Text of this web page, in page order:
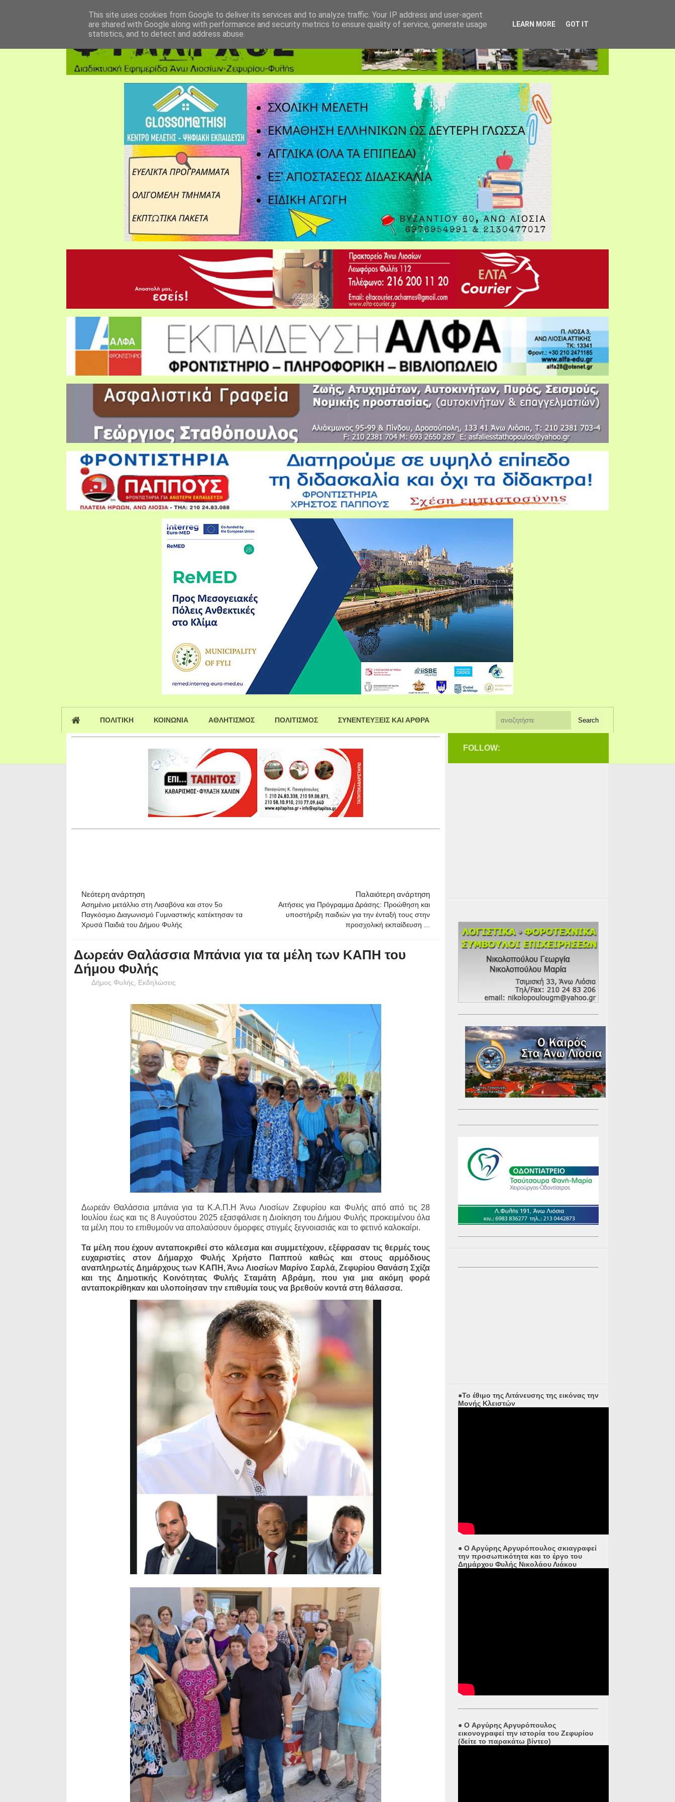
ΠΟΛΙΤΙΚΗ ΚΟΙΝΩΝΙΑ ΑΘΛΗΤΙΣΜΟΣ ΠΟΛΙΤΙΣΜΟΣ ΣΥΝΕΝΤΕΥΞΕΙΣ ΚΑΙ ΑΡΘΡΑ
Νεότερη ανάρτηση
Ασημένιο μετάλλιο στη Λισαβόνα και στον 5ο
Παγκόσμιο Διαγωνισμό Γυμναστικής κατέκτησαν τα
Χρυσά Παιδιά του Δήμου Φυλής
Παλαιότερη ανάρτηση
Αιτήσεις για Πρόγραμμα Δράσης: Προώθηση και
υποστήριξη παιδιών για την ένταξή τους στην
προσχολική εκπαίδευση ...
Δωρεάν Θαλάσσια Μπάνια για τα μέλη των ΚΑΠΗ του
Δήμου Φυλής
Δήμος Φυλής Εκδηλώσεις
Δωρεάν Θαλάσσια μπάνια για τα Κ.Α.Π.Η Άνω Λιοσίων Ζεφυρίου και Φυλής από από τις 28
Ιουλίου έως και τις 8 Αυγούστου 2025 εξασφάλισε η Διοίκηση του Δήμου Φυλής προκειμένου όλα
τα μέλη που το επιθυμούν να απολαύσουν όμορφες στιγμές ξεγνοιασιάς και το φετινό καλοκαίρι.
Τα μέλη που έχουν ανταποκριθεί στο κάλεσμα και συμμετέχουν, εξέφρασαν τις θερμές τους
ευχαριστίες στον Δήμαρχο Φυλής Χρήστο Παππού καθώς και στους αρμόδιους
αναπληρωτές Δημάρχους των ΚΑΠΗ, Άνω Λιοσίων Μαρίνο Σαρλά, Ζεφυρίου Θανάση Σχίζα
και της Δημοτικής Κοινότητας Φυλής Σταμάτη Αβράμη, που για μια ακόμη φορά
ανταποκρίθηκαν και υλοποίησαν την επιθυμία τους να βρεθούν κοντά στη θάλασσα.
FOLLOW:
●Το έθιμο της Λιτάνευσης της εικόνας την
Μονής Κλειστών
● Ο Αργύρης Αργυρόπουλος σκιαγραφεί
την προσωπικότητα και το έργο του
Δημάρχου Φυλής Νικολάου Λιάκου
● O Αργύρης Αργυρόπουλος
εικονογραφεί την ιστορία του Ζεφυρίου
(δείτε το παρακάτω βίντεο)
This site uses cookies from Google to deliver its services and to analyze traffic. Your IP address and user-agent
are shared with Google along with performance and security metrics to ensure quality of service, generate usage
statistics, and to detect and address abuse.
LEARN MORE GOT IT